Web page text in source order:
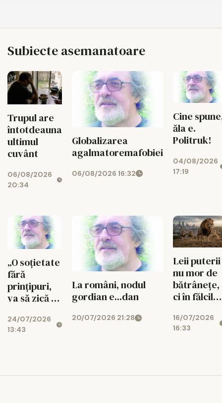
Subiecte asemanatoare
Trupul are
întotdeauna
ultimul
cuvânt
06/08/2026
20:34
Globalizarea
agalmatoremafobiei
06/08/2026 16:32
Cine
ăla e.
Politruk!
04/08/2026
17:19
„O soțietate
fără
prințipuri,
va să zică că
24/07/2026
13:43
La români, nodul
gordian e...dan
20/07/2026 21:28
Leii puterii
nu mor de
bătrânețe,
ci în fălcile
16/07/2026
16:33